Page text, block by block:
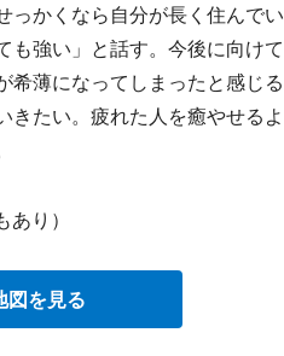
かくなら自分が長く住んで
強い」と話す。今後に向け
薄になってしまったと感じ
たい。疲れた人を癒やせる
あり）
図を見る